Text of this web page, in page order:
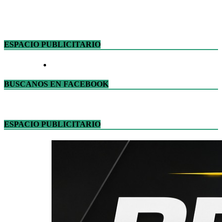
ESPACIO PUBLICITARIO
BUSCANOS EN FACEBOOK
ESPACIO PUBLICITARIO